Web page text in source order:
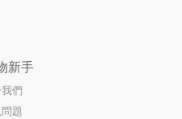
新手
們
題